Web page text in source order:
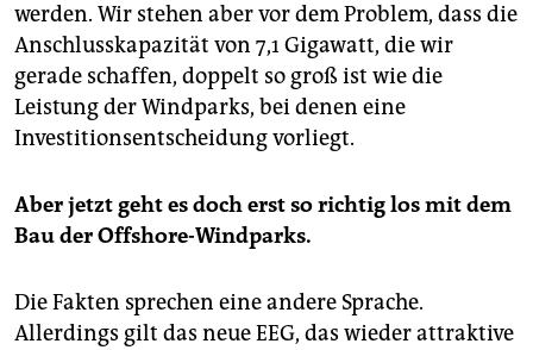
werden. Wir stehen aber vor dem Problem, dass die
Anschlusskapazität von 7,1 Gigawatt, die wir
gerade schaffen, doppelt so groß ist wie die
Leistung der Windparks, bei denen eine
Investitionsentscheidung vorliegt.
Aber jetzt geht es doch erst so richtig los mit dem
Bau der Offshore-Windparks.
Die Fakten sprechen eine andere Sprache.
Allerdings gilt das neue EEG, das wieder attraktive